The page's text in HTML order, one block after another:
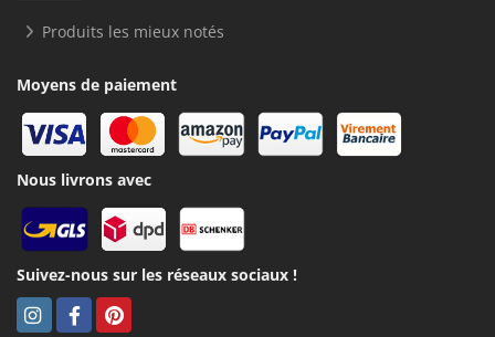
Produits les mieux notés
Moyens de paiement
Nous livrons avec
Suivez-nous sur les réseaux sociaux !